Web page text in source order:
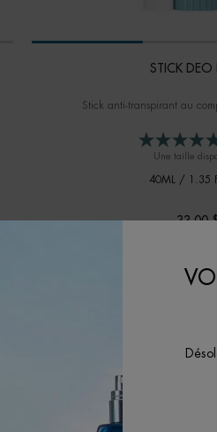
STICK DEO
Stick anti-transpirant au
Une taille
40ML / 1.35
33,00